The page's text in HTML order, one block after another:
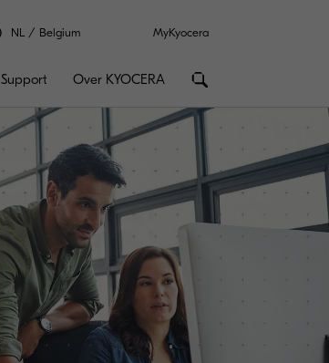
NL Belgium MyKyocera
Support Over KYOCERA